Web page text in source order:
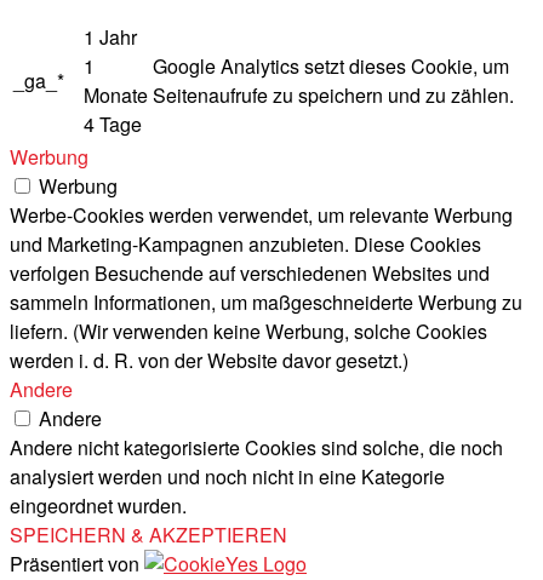
_ga_*
1 Jahr
1
Monate
4 Tage
Google Analytics setzt dieses Cookie, um
Seitenaufrufe zu speichern und zu zählen.
Werbung
Werbung
Werbe-Cookies werden verwendet, um relevante Werbung
und Marketing-Kampagnen anzubieten. Diese Cookies
verfolgen Besuchende auf verschiedenen Websites und
sammeln Informationen, um maßgeschneiderte Werbung zu
liefern. (Wir verwenden keine Werbung, solche Cookies
werden i. d. R. von der Website davor gesetzt.)
Andere
Andere
Andere nicht kategorisierte Cookies sind solche, die noch
analysiert werden und noch nicht in eine Kategorie
eingeordnet wurden.
SPEICHERN & AKZEPTIEREN
Präsentiert von